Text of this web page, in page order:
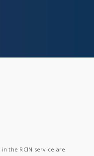
the RCIN service are